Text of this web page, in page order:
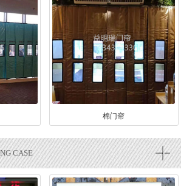
棉门帘
CASE